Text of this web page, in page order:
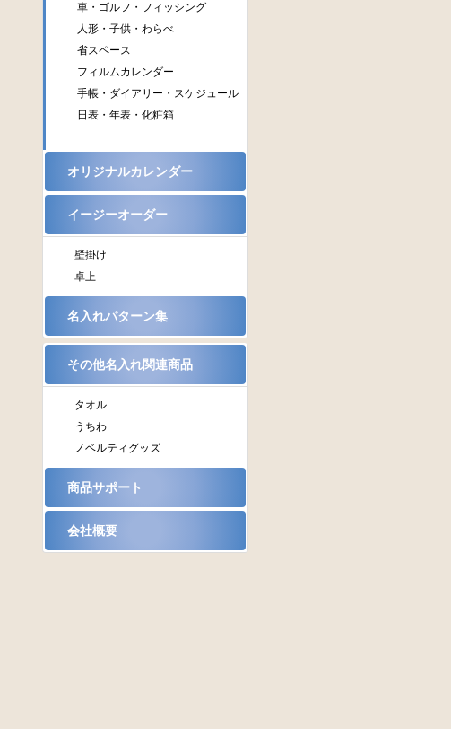
車・ゴルフ・フィッシング
人形・子供・わらべ
省スペース
フィルムカレンダー
手帳・ダイアリー・スケジュール
日表・年表・化粧箱
オリジナルカレンダー
イージーオーダー
壁掛け
卓上
名入れパターン集
その他名入れ関連商品
タオル
うちわ
ノベルティグッズ
商品サポート
会社概要